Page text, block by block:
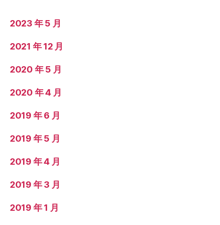
2023 年 5 月
2021 年 12 月
2020 年 5 月
2020 年 4 月
2019 年 6 月
2019 年 5 月
2019 年 4 月
2019 年 3 月
2019 年 1 月